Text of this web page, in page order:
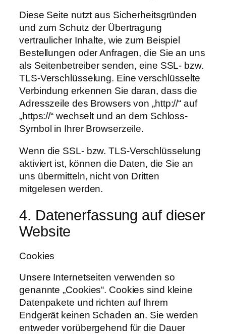
Diese Seite nutzt aus Sicherheitsgründen
und zum Schutz der Übertragung
vertraulicher Inhalte, wie zum Beispiel
Bestellungen oder Anfragen, die Sie an uns
als Seitenbetreiber senden, eine SSL- bzw.
TLS-Verschlüsselung. Eine verschlüsselte
Verbindung erkennen Sie daran, dass die
Adresszeile des Browsers von „http://“ auf
„https://“ wechselt und an dem Schloss-
Symbol in Ihrer Browserzeile.
Wenn die SSL- bzw. TLS-Verschlüsselung
aktiviert ist, können die Daten, die Sie an
uns übermitteln, nicht von Dritten
mitgelesen werden.
4. Datenerfassung auf dieser
Website
Cookies
Unsere Internetseiten verwenden so
genannte „Cookies“. Cookies sind kleine
Datenpakete und richten auf Ihrem
Endgerät keinen Schaden an. Sie werden
entweder vorübergehend für die Dauer